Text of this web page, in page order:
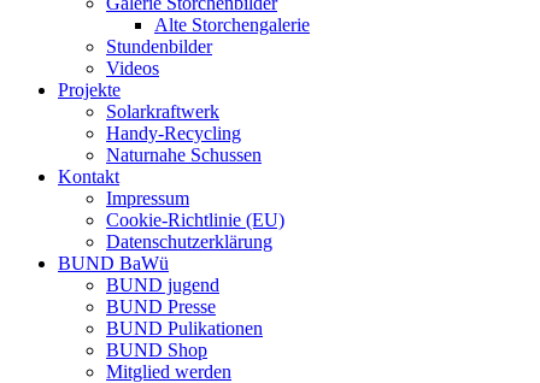
Alte Storchengalerie
Stundenbilder
Videos
Projekte
Solarkraftwerk
Handy-Recycling
Naturnahe Schussen
Kontakt
Impressum
Cookie-Richtlinie (EU)
Datenschutzerklärung
BUND BaWü
BUND jugend
BUND Presse
BUND Pulikationen
BUND Shop
Mitglied werden